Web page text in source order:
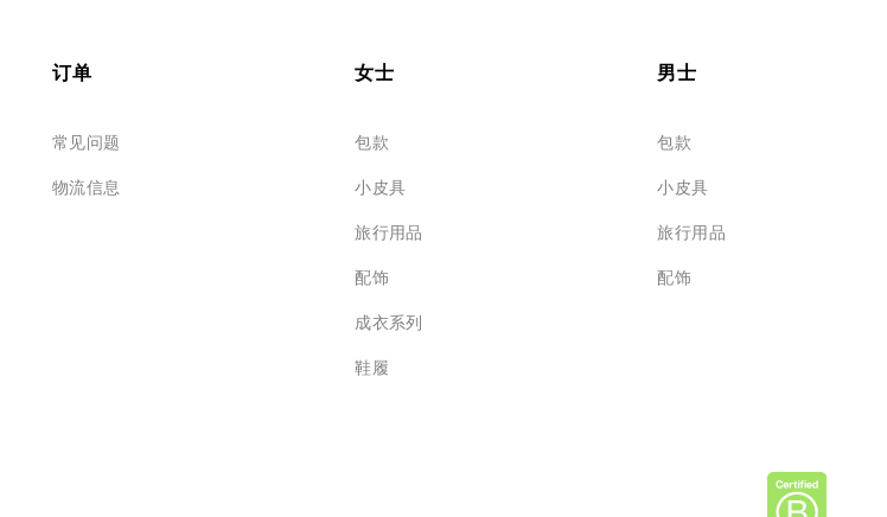
订单
常见问题
物流信息
女士
包款
小皮具
旅行用品
配饰
成衣系列
鞋履
男士
包款
小皮具
旅行用品
配饰